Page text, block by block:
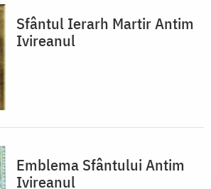
Sfântul Ierarh Martir Antim
Ivireanul
Emblema Sfântului Antim
Ivireanul